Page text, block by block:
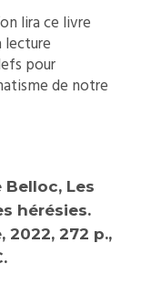
lira ce livre
pour
de notre
Belloc, Les
hérésies.
2022, 272 p.,